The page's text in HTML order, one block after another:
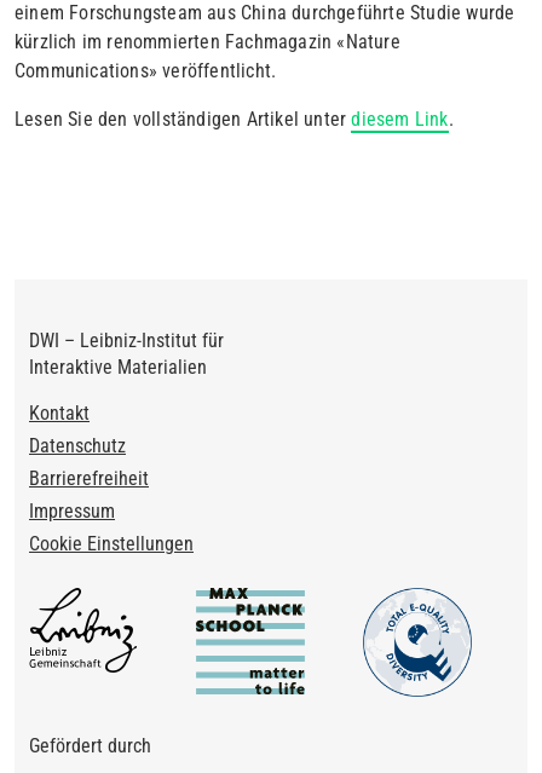
einem Forschungsteam aus China durchgeführte Studie wurde
kürzlich im renommierten Fachmagazin «Nature
Communications» veröffentlicht.
Lesen Sie den vollständigen Artikel unterdiesem Link.
DWI – Leibniz-Institut für
Interaktive Materialien
Footer
Kontakt
Datenschutz
Barrierefreiheit
Impressum
Cookie Einstellungen
Gefördert durch